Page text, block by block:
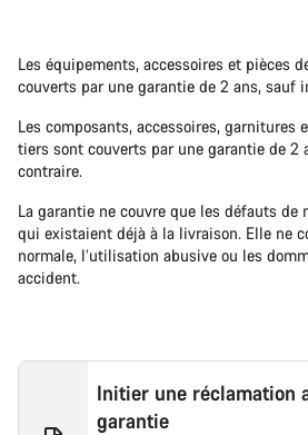
Les équipements, accessoires et pièces
couverts par une garantie de 2 ans, sauf
Les composants, accessoires, garnitures
tiers sont couverts par une garantie de 2
contraire.
La garantie ne couvre que les défauts
qui existaient déjà à la livraison. Elle ne
normale, l’utilisation abusive ou les
accident.
Initier une réclamation
garantie